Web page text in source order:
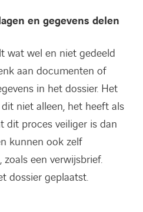
en gegevens delen
wat wel en niet gedeeld
aan documenten of
in het dossier. Het
niet alleen, het heeft als
dit proces veiliger is dan
kunnen ook zelf
een verwijsbrief.
dossier geplaatst.